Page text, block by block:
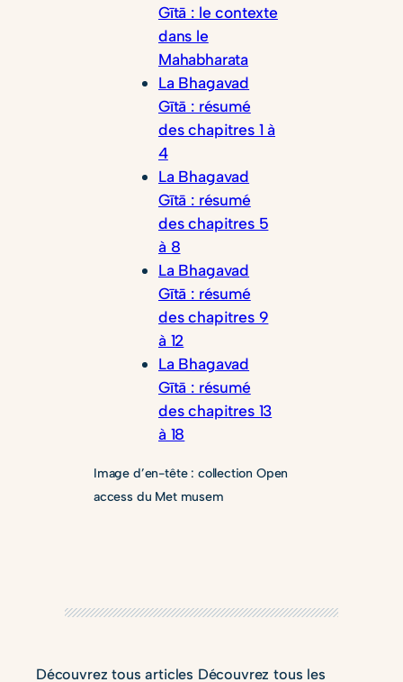
Gītā : le contexte
dans le
Mahabharata
La Bhagavad
Gītā : résumé
des chapitres 1 à
4
La Bhagavad
Gītā : résumé
des chapitres 5
à 8
La Bhagavad
Gītā : résumé
des chapitres 9
à 12
La Bhagavad
Gītā : résumé
des chapitres 13
à 18
Image d’en-tête : collection Open
access du Met musem
Découvrez tous articles Découvrez tous les